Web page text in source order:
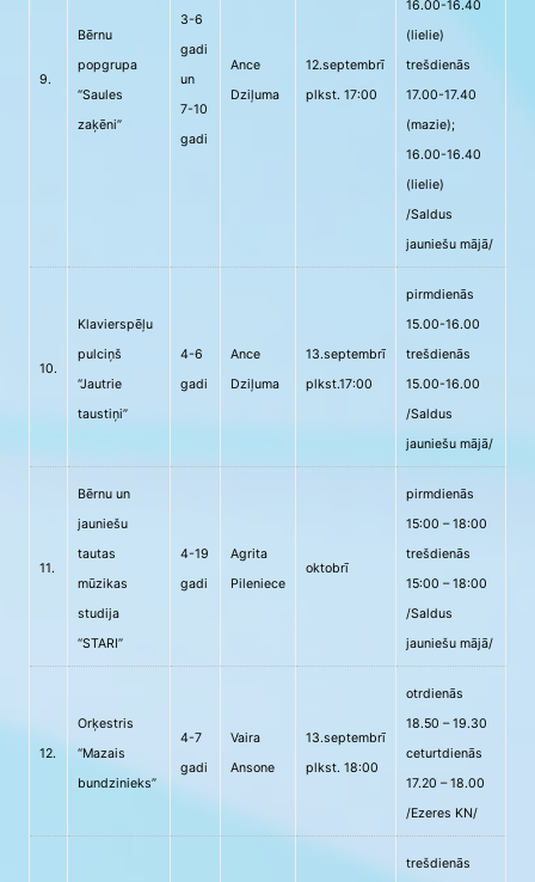
9.
Bērnu
popgrupa
“Saules
zaķēni”
3-6
gadi
un
7-10
gadi
Ance
Dziļuma
12.septembrī
plkst. 17:00
16.00-16.40
(lielie)
trešdienās
17.00-17.40
(mazie);
16.00-16.40
(lielie)
/Saldus
jauniešu mājā/
10.
Klavierspēļu
pulciņš
“Jautrie
taustiņi”
4-6
gadi
Ance
Dziļuma
13.septembrī
plkst.17:00
pirmdienās
15.00-16.00
trešdienās
15.00-16.00
/Saldus
jauniešu mājā/
11.
Bērnu un
jauniešu
tautas
mūzikas
studija
“STARI”
4-19
gadi
Agrita
Pileniece
oktobrī
pirmdienās
15:00 – 18:00
trešdienās
15:00 – 18:00
/Saldus
jauniešu mājā/
12.
Orķestris
“Mazais
bundzinieks”
4-7
gadi
Vaira
Ansone
13.septembrī
plkst. 18:00
otrdienās
18.50 – 19.30
ceturtdienās
17.20 – 18.00
/Ezeres KN/
trešdienās